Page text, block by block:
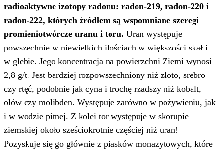
radioaktywne izotopy radonu: radon-219, radon-220 i
radon-222, których źródłem są wspomniane szeregi
promieniotwórcze uranu i toru. Uran występuje
powszechnie w niewielkich ilościach w większości skał i
w glebie. Jego koncentracja na powierzchni Ziemi wynosi
2,8 g/t. Jest bardziej rozpowszechniony niż złoto, srebro
czy rtęć, podobnie jak cyna i trochę rzadszy niż kobalt,
ołów czy molibden. Występuje zarówno w pożywieniu, jak
i w wodzie pitnej. Z kolei tor występuje w skorupie
ziemskiej około sześciokrotnie częściej niż uran!
Pozyskuje się go głównie z piasków monazytowych, które